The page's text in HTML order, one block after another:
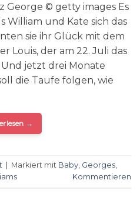
George © getty images Es
William und Kate sich das
sie ihr Glück mit dem
Louis, der am 22. Juli das
jetzt drei Monate
die Taufe folgen, wie
→
Markiert mit Baby Georges
Kommentieren